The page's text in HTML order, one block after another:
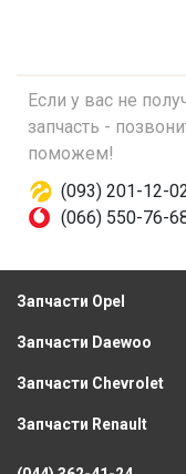
Если у вас не
запчасть -
поможем!
(093) 201-12-
(066) 550-76-
Запчасти Opel
Запчасти Daewoo
Запчасти Chevrolet
Запчасти Renault